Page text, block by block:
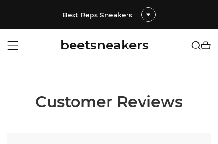
Best Reps Sneakers
beetsneakers
Customer Reviews